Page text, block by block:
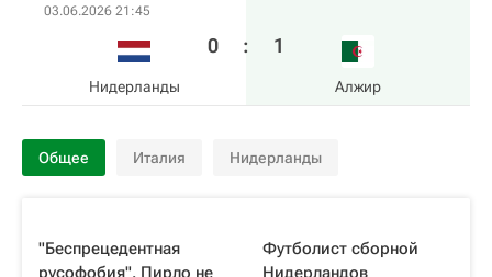
03.06.2026 21:45
Нидерланды
0 : 1
Алжир
Общее Италия Нидерланды
"Беспрецедентная
русофобия". Пирло не
Футболист сборной
Нидерландов